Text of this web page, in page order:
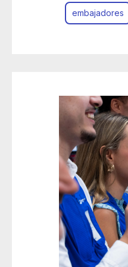
embajadores